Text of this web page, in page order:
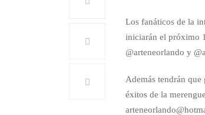
Los fanáticos de la
iniciarán el próximo
@arteneorlando y
Además tendrán
éxitos de la